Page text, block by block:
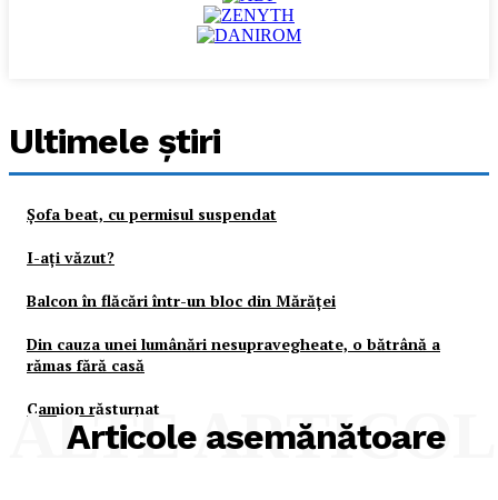
Ultimele ştiri
Şofa beat, cu permisul suspendat
I-aţi văzut?
Balcon în flăcări într-un bloc din Mărăţei
Din cauza unei lumânări nesupravegheate, o bătrână a
rămas fără casă
Camion răsturnat
Articole asemănătoare
ALTE